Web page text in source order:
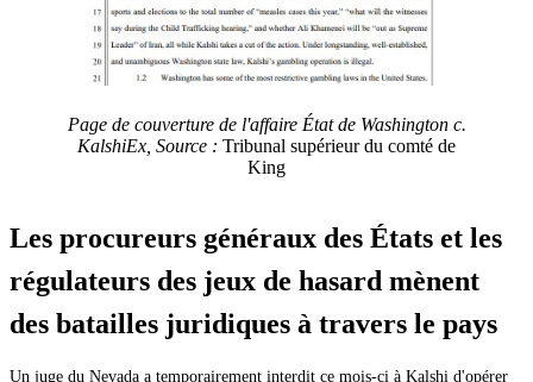
Page de couverture de l'affaire État de Washington c.
KalshiEx, Source : Tribunal supérieur du comté de
King
Les procureurs généraux des États et les
régulateurs des jeux de hasard mènent
des batailles juridiques à travers le pays
Un juge du Nevada a temporairement interdit ce mois-ci à Kalshi d'opérer